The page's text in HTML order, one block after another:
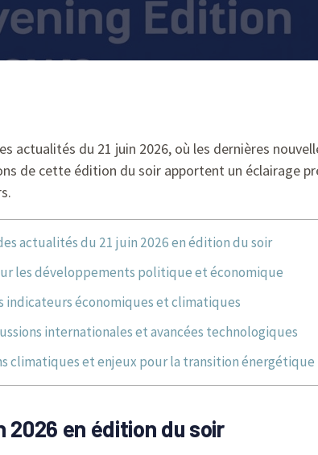
actualités du 21 juin 2026, où les dernières
de cette édition du soir apportent un éclairage
actualités du 21 juin 2026 en édition du soir
les développements politique et économique
indicateurs économiques et climatiques
internationales et avancées technologiques
climatiques et enjeux pour la transition énergétique
2026 en édition du soir